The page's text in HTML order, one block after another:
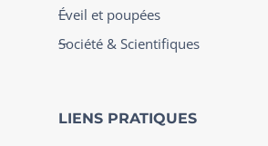
Éveil et poupées
Société & Scientifiques
LIENS PRATIQUES